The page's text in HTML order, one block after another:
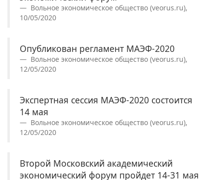
Вольное экономическое общество (veorus.ru),
10/05/2020
Опубликован регламент МАЭФ-2020
Вольное экономическое общество (veorus.ru),
12/05/2020
Экспертная сессия МАЭФ-2020 состоится
14 мая
Вольное экономическое общество (veorus.ru),
12/05/2020
Второй Московский академический
экономический форум пройдет 14-31 мая